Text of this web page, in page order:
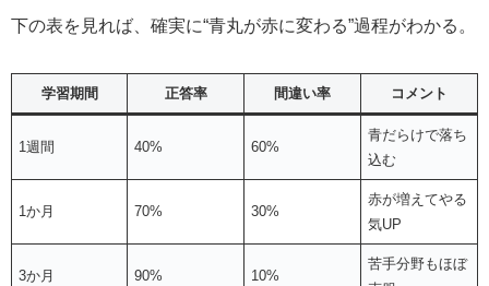
下の表を見れば、確実に“青丸が赤に変わる”過程がわかる。
学習期間 正答率 間違い率 コメント
1週間 40% 60%
青だらけで落ち
込む
1か月 70% 30%
赤が増えてやる
気UP
3か月 90% 10%
苦手分野もほぼ